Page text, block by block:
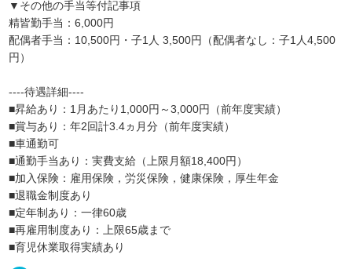
▼その他の手当等付記事項
精皆勤手当：6,000円
配偶者手当：10,500円・子1人 3,500円（配偶者なし：子1人4,500
円）
----待遇詳細----
■昇給あり：1月あたり1,000円～3,000円（前年度実績）
■賞与あり：年2回計3.4ヵ月分（前年度実績）
■車通勤可
■通勤手当あり：実費支給（上限月額18,400円）
■加入保険：雇用保険，労災保険，健康保険，厚生年金
■退職金制度あり
■定年制あり：一律60歳
■再雇用制度あり：上限65歳まで
■育児休業取得実績あり